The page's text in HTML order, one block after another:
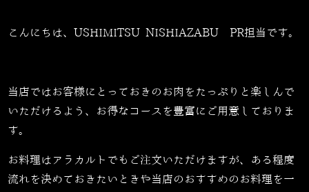
こんにちは、USHIMITSU NISHIAZABU PR担当です。
当店ではお客様にとっておきのお肉をたっぷりと楽しんで
いただけるよう、お得なコースを豊富にご用意しておりま
す。
お料理はアラカルトでもご注文いただけますが、ある程度
流れを決めておきたいときや当店のおすすめのお料理を一